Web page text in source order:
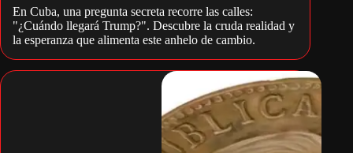
En Cuba, una pregunta secreta recorre las calles:
"¿Cuándo llegará Trump?". Descubre la cruda realidad y
la esperanza que alimenta este anhelo de cambio.